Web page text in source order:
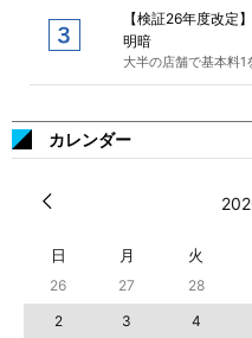
【検証26年度改定
明暗
大半の店舗で基本料1
カレンダー
日 月 火
26 27 28
2
3 4